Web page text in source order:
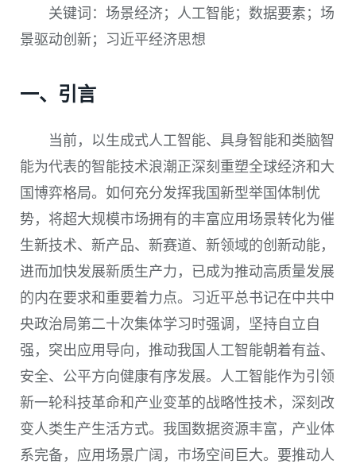
关键词：场景经济；人工智能；数据要素；场
景驱动创新；习近平经济思想
一、引言
当前，以生成式人工智能、具身智能和类脑智
能为代表的智能技术浪潮正深刻重塑全球经济和大
国博弈格局。如何充分发挥我国新型举国体制优
势，将超大规模市场拥有的丰富应用场景转化为催
生新技术、新产品、新赛道、新领域的创新动能，
进而加快发展新质生产力，已成为推动高质量发展
的内在要求和重要着力点。习近平总书记在中共中
央政治局第二十次集体学习时强调，坚持自立自
强，突出应用导向，推动我国人工智能朝着有益、
安全、公平方向健康有序发展。人工智能作为引领
新一轮科技革命和产业变革的战略性技术，深刻改
变人类生产生活方式。我国数据资源丰富，产业体
系完备，应用场景广阔，市场空间巨大。要推动人